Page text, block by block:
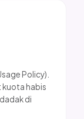
Policy).
kuota habis
di